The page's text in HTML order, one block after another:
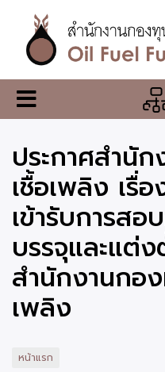
เนื้อหา
หลักสำนักงาน
กองทุน
น้ำมัน
เชื้อ
เพลิง
ประกาศสำนั
เชื้อเพลิง เรื่
เข้ารับการส
บรรจุและแต่ง
สำนักงานกอ
เพลิง
หน้าแรก